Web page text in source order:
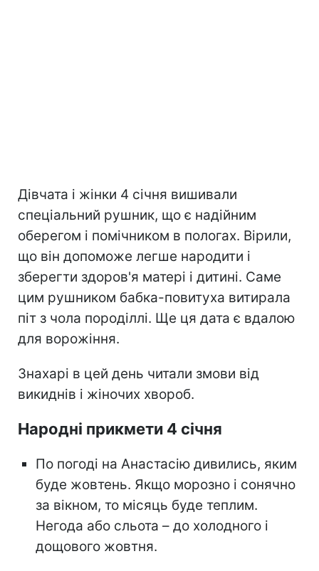
Дівчата і жінки 4 січня вишивали
спеціальний рушник, що є надійним
оберегом і помічником в пологах. Вірили,
що він допоможе легше народити і
зберегти здоров'я матері і дитині. Саме
цим рушником бабка-повитуха витирала
піт з чола породіллі. Ще ця дата є вдалою
для ворожіння.
Знахарі в цей день читали змови від
викиднів і жіночих хвороб.
Народні прикмети 4 січня
По погоді на Анастасію дивились, яким
буде жовтень. Якщо морозно і сонячно
за вікном, то місяць буде теплим.
Негода або сльота – до холодного і
дощового жовтня.